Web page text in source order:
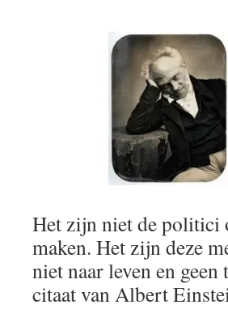
Het zijn niet de politici
maken. Het zijn deze
niet naar leven en
citaat van Albert